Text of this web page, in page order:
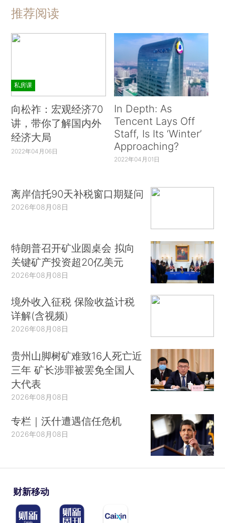
推荐阅读
私房课
向松祚：宏观经济70
讲，带你了解国内外
经济大局
2022年04月06日
In Depth: As
Tencent Lays Off
Staff, Is Its ‘Winter’
Approaching?
2022年04月01日
离岸信托90天补税窗口期疑问
2026年08月08日
特朗普召开矿业圆桌会 拟向
关键矿产投资超20亿美元
2026年08月08日
境外收入征税 保险收益计税
详解(含视频)
2026年08月08日
贵州山脚树矿难致16人死亡近
三年 矿长涉罪被罢免全国人
大代表
2026年08月08日
专栏｜沃什遭遇信任危机
2026年08月08日
财新移动